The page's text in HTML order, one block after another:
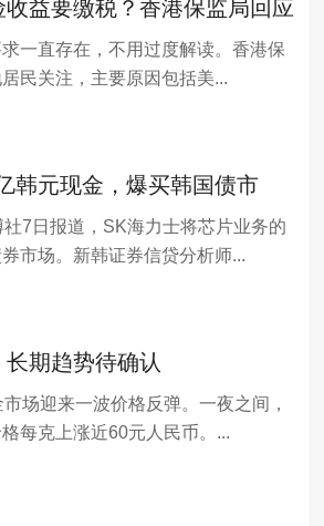
益要缴税？香港保监局回应
一直存在，不用过度解读。香港保
民关注，主要原因包括美...
韩元现金，爆买韩国债市
7日报道，SK海力士将芯片业务的
市场。新韩证券信贷分析师...
长期趋势待确认
场迎来一波价格反弹。一夜之间，
每克上涨近60元人民币。...